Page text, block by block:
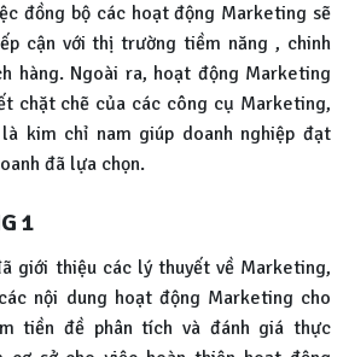
đồng bộ các hoạt động Marketing sẽ
cận với thị trường tiềm năng , chinh
hàng. Ngoài ra, hoạt động Marketing
chặt chẽ của các công cụ Marketing,
kim chỉ nam giúp doanh nghiệp đạt
đã lựa chọn.
1
giới thiệu các lý thuyết về Marketing,
nội dung hoạt động Marketing cho
tiền đề phân tích và đánh giá thực